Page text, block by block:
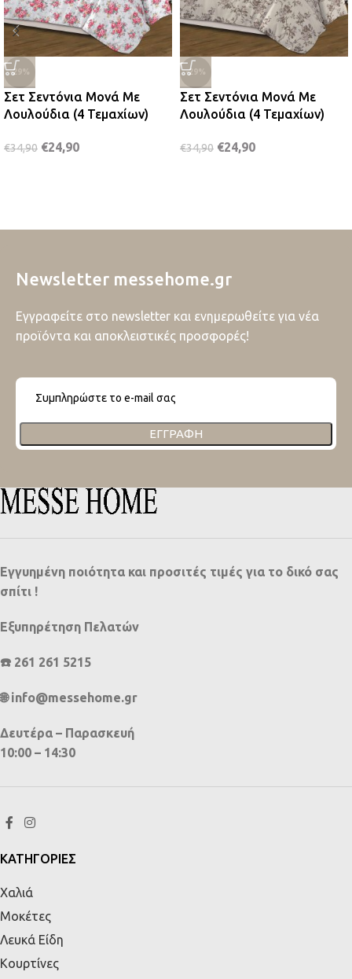
-29%
Σετ Σεντόνια Μονά Με
Λουλούδια (4 Τεμαχίων)
€34,90 €24,90
-29%
Σετ Σεντόνια Μονά Με
Λουλούδια (4 Τεμαχίων)
€34,90 €24,90
Newsletter messehome.gr
Εγγραφείτε στο newsletter και ενημερωθείτε για νέα
προϊόντα και αποκλειστικές προσφορές!
ΕΓΓΡΑΦΉ
Εγγυημένη ποιότητα και προσιτές τιμές για το δικό σας
σπίτι !
Εξυπηρέτηση Πελατών
☎️ 261 261 5215
🌐 info@messehome.gr
Δευτέρα – Παρασκευή
10:00 – 14:30
ΚΑΤΗΓΟΡΙΕΣ
Χαλιά
Μοκέτες
Λευκά Είδη
Κουρτίνες